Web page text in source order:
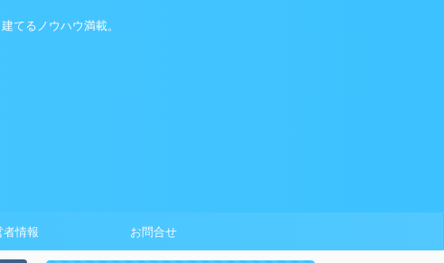
てるノウハウ満載。
者情報 お問合せ